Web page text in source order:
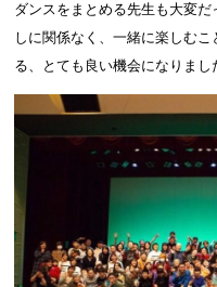
ダンスをまとめる先生も大変
しに関係なく、一緒に楽しむ
る、とても良い機会になりまし